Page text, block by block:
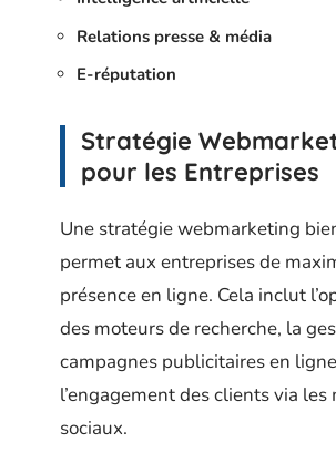
Relations presse & média
E-réputation
Stratégie
pour les Entreprises
Une stratégie webmarketing
permet aux entreprises de
présence en ligne. Cela inclut
des moteurs de recherche, la
campagnes publicitaires en
l’engagement des clients via les
sociaux.